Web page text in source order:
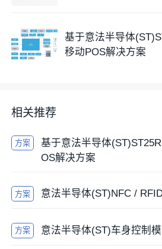
基于意法半导体
移动POS解决方案
相关推荐
方案
基于意法半导体
OS解决方案
方案 意法半导体(ST)NFC /
方案 意法半导体(ST)车身控制